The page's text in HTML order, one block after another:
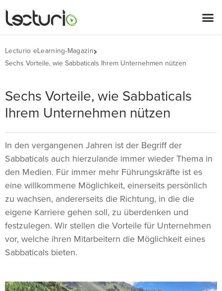
Lecturio eLearning-Magazin
Sechs Vorteile, wie Sabbaticals Ihrem Unternehmen nützen
Sechs Vorteile, wie Sabbaticals
Ihrem Unternehmen nützen
In den vergangenen Jahren ist der Begriff der
Sabbaticals auch hierzulande immer wieder Thema in
den Medien. Für immer mehr Führungskräfte ist es
eine willkommene Möglichkeit, einerseits persönlich
zu wachsen, andererseits die Richtung, in die die
eigene Karriere gehen soll, zu überdenken und
festzulegen. Wir stellen die Vorteile für Unternehmen
vor, welche ihren Mitarbeitern die Möglichkeit eines
Sabbaticals bieten.